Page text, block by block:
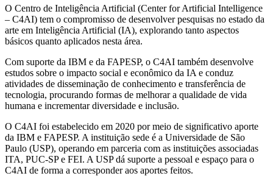
O Centro de Inteligência Artificial (Center for Artificial Intelligence
– C4AI) tem o compromisso de desenvolver pesquisas no estado da
arte em Inteligência Artificial (IA), explorando tanto aspectos
básicos quanto aplicados nesta área.
Com suporte da IBM e da FAPESP, o C4AI também desenvolve
estudos sobre o impacto social e econômico da IA e conduz
atividades de disseminação de conhecimento e transferência de
tecnologia, procurando formas de melhorar a qualidade de vida
humana e incrementar diversidade e inclusão.
O C4AI foi estabelecido em 2020 por meio de significativo aporte
da IBM e FAPESP. A instituição sede é a Universidade de São
Paulo (USP), operando em parceria com as instituições associadas
ITA, PUC-SP e FEI. A USP dá suporte a pessoal e espaço para o
C4AI de forma a corresponder aos aportes feitos.